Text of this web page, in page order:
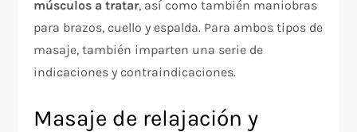
músculos a tratar, así como también maniobras
para brazos, cuello y espalda. Para ambos tipos de
masaje, también imparten una serie de
indicaciones y contraindicaciones.
Masaje de relajación y